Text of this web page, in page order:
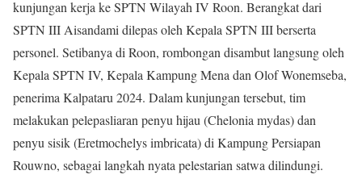
kunjungan kerja ke SPTN Wilayah IV Roon. Berangkat dari
SPTN III Aisandami dilepas oleh Kepala SPTN III berserta
personel. Setibanya di Roon, rombongan disambut langsung oleh
Kepala SPTN IV, Kepala Kampung Mena dan Olof Wonemseba,
penerima Kalpataru 2024. Dalam kunjungan tersebut, tim
melakukan pelepasliaran penyu hijau (Chelonia mydas) dan
penyu sisik (Eretmochelys imbricata) di Kampung Persiapan
Rouwno, sebagai langkah nyata pelestarian satwa dilindungi.